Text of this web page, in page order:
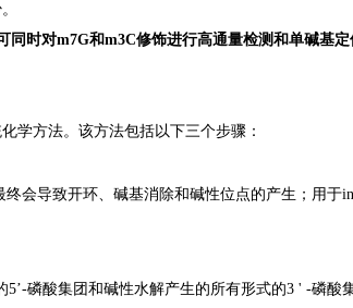
时对m7G和m3C修饰进行高通量检测和单碱基定
学方法。该方法包括以下三个步骤：
会导致开环、碱基消除和碱性位点的产生；用于
磷酸集团和碱性水解产生的所有形式的3 ' -磷酸